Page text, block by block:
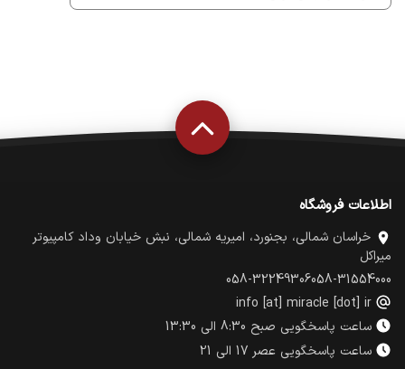
اطلاعات فروشگاه
خراسان شمالی، بجنورد، امیریه شمالی، نبش خیابان وداد کامپیوتر
میراکل
058-31554000
058-32249306
info [at] miracle [dot] ir
ساعت پاسخگویی صبح 8:30 الی 13:30
ساعت پاسخگویی عصر 17 الی 21